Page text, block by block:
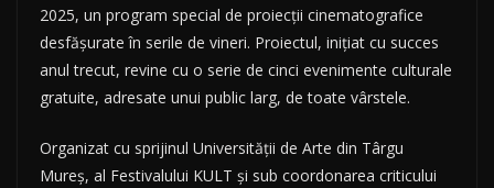
2025, un program special de proiecții cinematografice
desfășurate în serile de vineri. Proiectul, inițiat cu succes
anul trecut, revine cu o serie de cinci evenimente culturale
gratuite, adresate unui public larg, de toate vârstele.
Organizat cu sprijinul Universității de Arte din Târgu
Mureș, al Festivalului KULT și sub coordonarea criticului